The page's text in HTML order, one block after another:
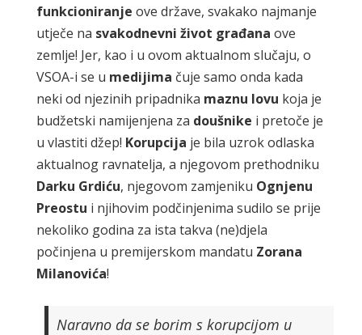
funkcioniranje ove države, svakako najmanje
utječe na svakodnevni život građana ove
zemlje! Jer, kao i u ovom aktualnom slučaju, o
VSOA-i se u medijima čuje samo onda kada
neki od njezinih pripadnika maznu lovu koja je
budžetski namijenjena za doušnike i pretoče je
u vlastiti džep! Korupcija je bila uzrok odlaska
aktualnog ravnatelja, a njegovom prethodniku
Darku Grdiću, njegovom zamjeniku Ognjenu
Preostu i njihovim podčinjenima sudilo se prije
nekoliko godina za ista takva (ne)djela
počinjena u premijerskom mandatu Zorana
Milanovića!
Naravno da se borim s korupcijom u